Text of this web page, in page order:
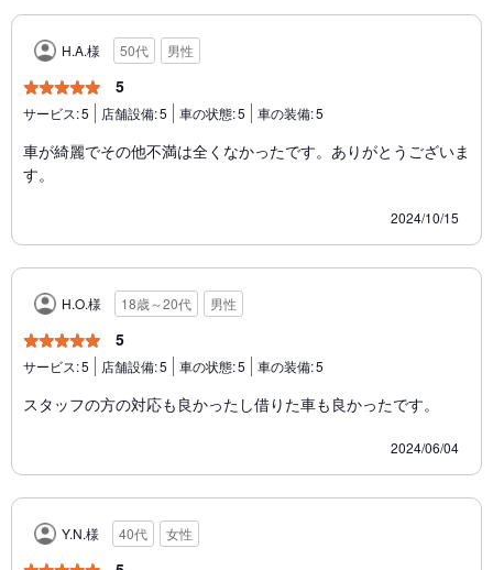
H.A.様 50代 男性
5
サービス:5 店舗設備:5 車の状態:5 車の装備:5
車が綺麗でその他不満は全くなかったです。ありがとうございま
す。
2024/10/15
H.O.様 18歳～20代 男性
5
サービス:5 店舗設備:5 車の状態:5 車の装備:5
スタッフの方の対応も良かったし借りた車も良かったです。
2024/06/04
Y.N.様 40代 女性